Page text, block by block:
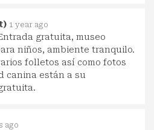
1 year ago
gratuita, museo
niños, ambiente tranquilo.
folletos así como fotos
canina están a su
ago